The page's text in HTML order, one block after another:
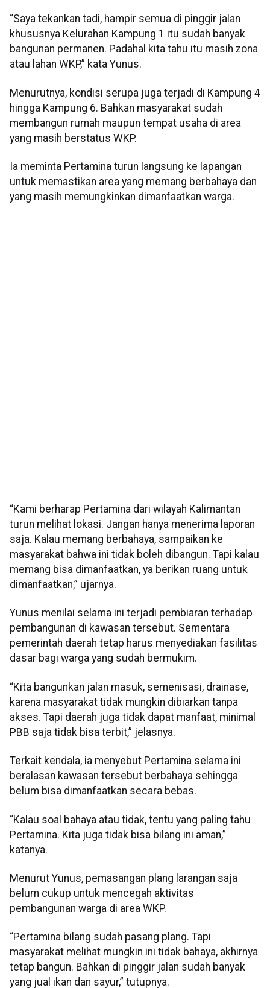
“Saya tekankan tadi, hampir semua di pinggir jalan
khususnya Kelurahan Kampung 1 itu sudah banyak
bangunan permanen. Padahal kita tahu itu masih zona
atau lahan WKP,” kata Yunus.
Menurutnya, kondisi serupa juga terjadi di Kampung 4
hingga Kampung 6. Bahkan masyarakat sudah
membangun rumah maupun tempat usaha di area
yang masih berstatus WKP.
Ia meminta Pertamina turun langsung ke lapangan
untuk memastikan area yang memang berbahaya dan
yang masih memungkinkan dimanfaatkan warga.
“Kami berharap Pertamina dari wilayah Kalimantan
turun melihat lokasi. Jangan hanya menerima laporan
saja. Kalau memang berbahaya, sampaikan ke
masyarakat bahwa ini tidak boleh dibangun. Tapi kalau
memang bisa dimanfaatkan, ya berikan ruang untuk
dimanfaatkan,” ujarnya.
Yunus menilai selama ini terjadi pembiaran terhadap
pembangunan di kawasan tersebut. Sementara
pemerintah daerah tetap harus menyediakan fasilitas
dasar bagi warga yang sudah bermukim.
“Kita bangunkan jalan masuk, semenisasi, drainase,
karena masyarakat tidak mungkin dibiarkan tanpa
akses. Tapi daerah juga tidak dapat manfaat, minimal
PBB saja tidak bisa terbit,” jelasnya.
Terkait kendala, ia menyebut Pertamina selama ini
beralasan kawasan tersebut berbahaya sehingga
belum bisa dimanfaatkan secara bebas.
“Kalau soal bahaya atau tidak, tentu yang paling tahu
Pertamina. Kita juga tidak bisa bilang ini aman,”
katanya.
Menurut Yunus, pemasangan plang larangan saja
belum cukup untuk mencegah aktivitas
pembangunan warga di area WKP.
“Pertamina bilang sudah pasang plang. Tapi
masyarakat melihat mungkin ini tidak bahaya, akhirnya
tetap bangun. Bahkan di pinggir jalan sudah banyak
yang jual ikan dan sayur,” tutupnya.